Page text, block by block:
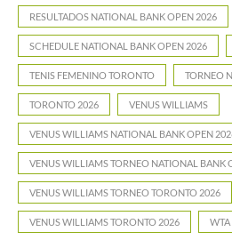
RESULTADOS NATIONAL BANK OPEN 2026
SCHEDULE NATIONAL BANK OPEN 2026
TENIS FEMENINO TORONTO TORNEO
TORONTO 2026 VENUS WILLIAMS
VENUS WILLIAMS NATIONAL BANK OPEN
VENUS WILLIAMS TORNEO NATIONAL BANK
VENUS WILLIAMS TORNEO TORONTO 2026
VENUS WILLIAMS TORONTO 2026 WTA